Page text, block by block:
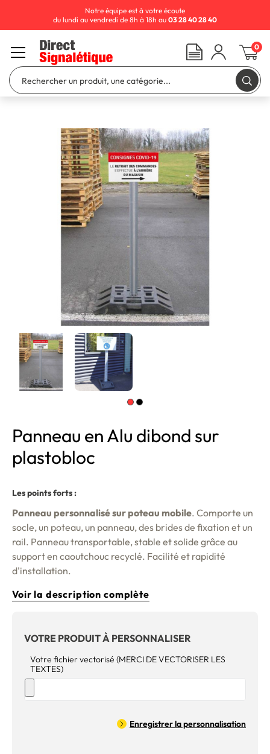
Panneau en Alu dibond sur
plastobloc
Les points forts :
Panneau personnalisé sur poteau mobile. Comporte un
socle, un poteau, un panneau, des brides de fixation et un
rail. Panneau transportable, stable et solide grâce au
support en caoutchouc recyclé. Facilité et rapidité
d'installation.
Voir la description complète
VOTRE PRODUIT À PERSONNALISER
Votre fichier vectorisé (MERCI DE VECTORISER LES
TEXTES)
Enregistrer la personnalisation
Notre équipe est à votre écoute
du lundi au vendredi de 8h à 18h au 03 28 40 28 40
0